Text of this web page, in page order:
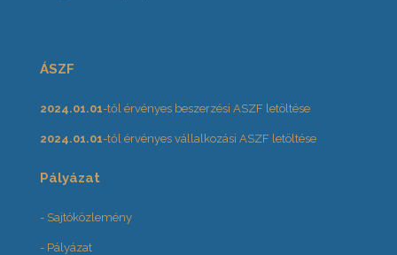
ÁSZF
2024.01.01-től érvényes beszerzési ASZF letöltése
2024.01.01-től érvényes vállalkozási ASZF letöltése
Pályázat
- Sajtóközlemény
- Pályázat